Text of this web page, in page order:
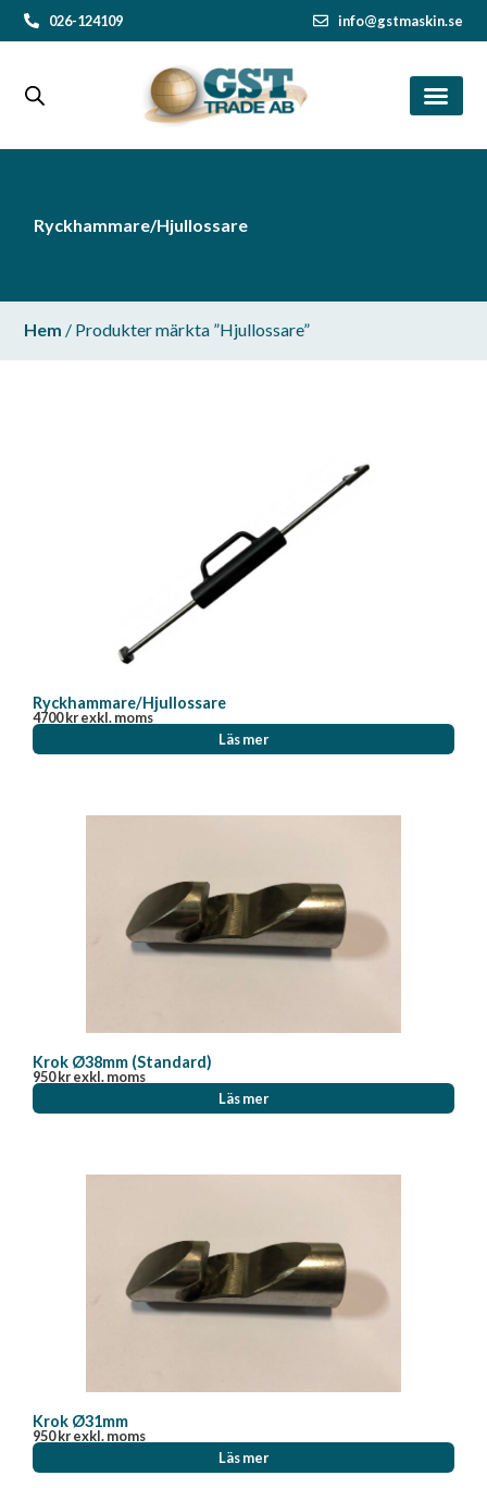
026-124109 info@gstmaskin.se
Ryckhammare/Hjullossare
Hem / Produkter märkta ”Hjullossare”
Ryckhammare/Hjullossare
4700krexkl. moms
Läs mer
Krok Ø38mm (Standard)
950krexkl. moms
Läs mer
Krok Ø31mm
950krexkl. moms
Läs mer